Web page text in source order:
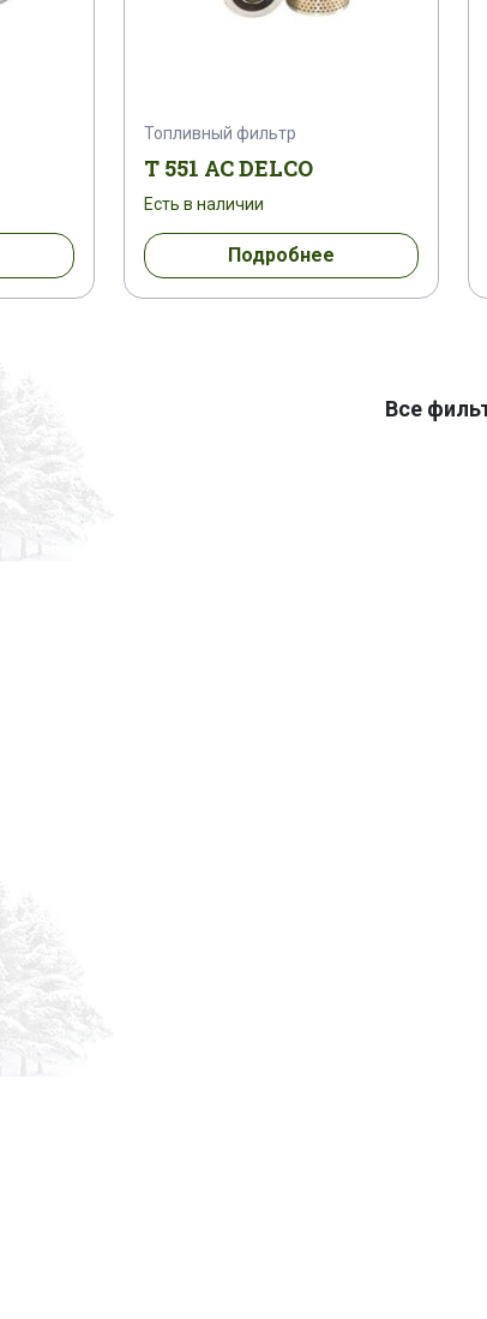
Топливный фильтр
T 551 AC DELCO
Есть в наличии
Подробнее
Все